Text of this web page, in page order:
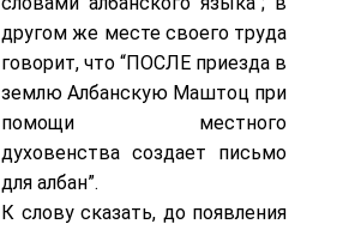
другом же месте своего труда
говорит, что “ПОСЛЕ приезда в
землю Албанскую Маштоц при
помощи местного
духовенства создает письмо
для албан”.
К слову сказать, до появления